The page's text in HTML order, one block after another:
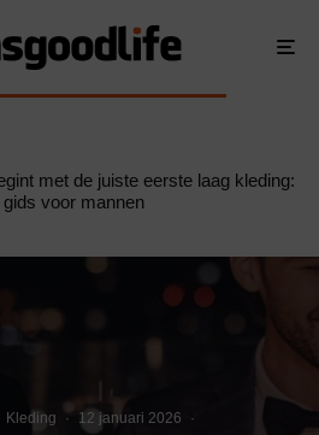
met de juiste eerste laag kleding:
voor mannen
Kleding · 12 januari 2026
·